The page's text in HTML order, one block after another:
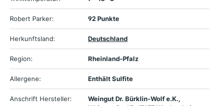
Robert Parker: 92 Punkte
Herkunftsland: Deutschland
Region: Rheinland-Pfalz
Allergene: Enthält Sulfite
Anschrift Hersteller:
Weingut Dr. Bürklin-Wolf e.K.,